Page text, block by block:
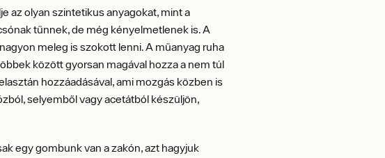
az olyan szintetikus anyagokat, mint a
tűnnek, de még kényelmetlenek is. A
meleg is szokott lenni. A műanyag ruha
között gyorsan magával hozza a nem túl
hozzáadásával, ami mozgás közben is
selyemből vagy acetátból készüljön,
egy gombunk van a zakón, azt hagyjuk